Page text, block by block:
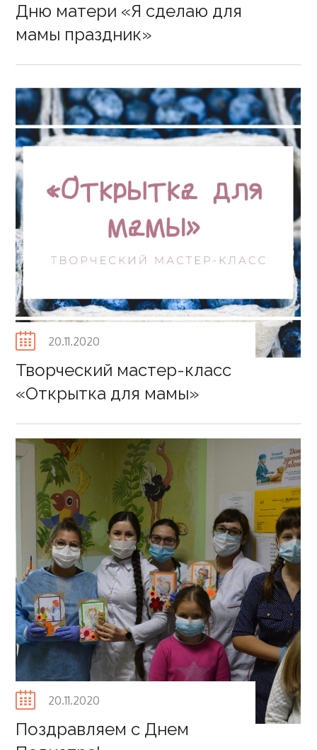
Дню матери «Я сделаю для
мамы праздник»
Posted
20.11.2020
Творческий мастер-класс
«Открытка для мамы»
Posted
20.11.2020
Поздравляем с Днем